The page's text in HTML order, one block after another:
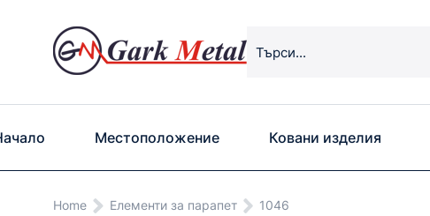
Местоположение Ковани изделия
You are here:
Home Eлементи за парапет 1046